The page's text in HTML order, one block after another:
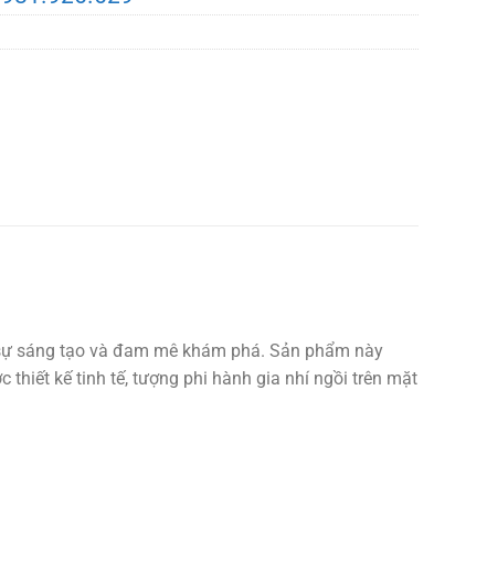
sáng tạo và đam mê khám phá. Sản phẩm này
thiết kế tinh tế, tượng phi hành gia nhí ngồi trên mặt